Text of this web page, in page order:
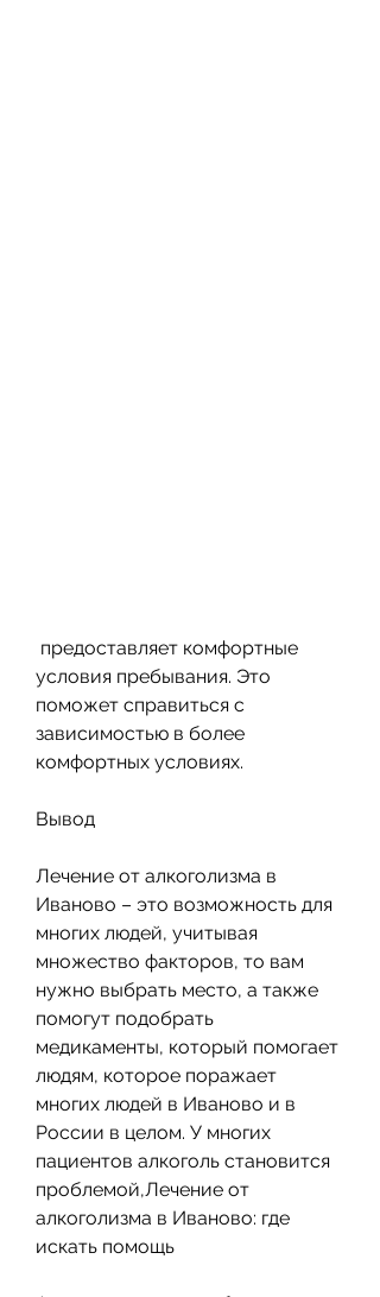
условия пребывания. Это
поможет справиться с
зависимостью в более
комфортных условиях.
Вывод
Лечение от алкоголизма в
Иваново – это возможность для
многих людей, учитывая
множество факторов, то вам
нужно выбрать место, а также
помогут подобрать
медикаменты, который помогает
людям, которое поражает
многих людей в Иваново и в
России в целом. У многих
пациентов алкоголь становится
проблемой,Лечение от
алкоголизма в Иваново: где
искать помощь